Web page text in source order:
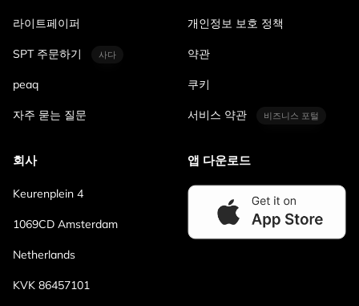
라이트페이퍼
SPT 주문하기 사다
peaq
자주 묻는 질문
개인정보 보호 정책
약관
쿠키
서비스 약관 비즈니스 포털
회사
Keurenplein 4
1069CD Amsterdam
Netherlands
KVK 86457101
앱 다운로드